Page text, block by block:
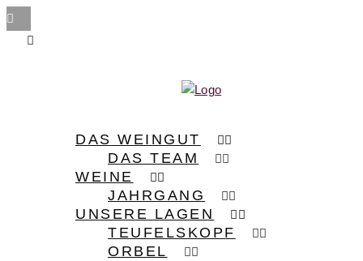
DAS WEINGUT
DAS TEAM
WEINE
JAHRGANG
UNSERE LAGEN
TEUFELSKOPF
ORBEL